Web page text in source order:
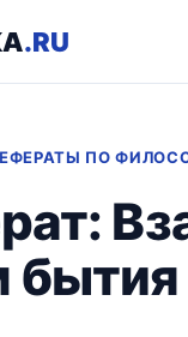
.RU
ПО
бытия